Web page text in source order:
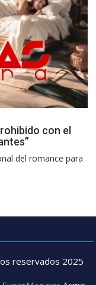
con el
del romance para
reservados 2025